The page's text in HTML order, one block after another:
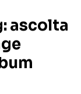
ascolta